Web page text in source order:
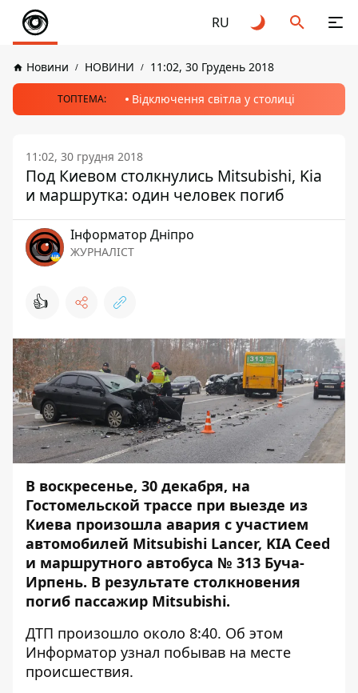
RU
Новини НОВИНИ 11:02, 30 Грудень 2018
ТОПТЕМА: Відключення світла у столиці
11:02, 30 грудня 2018
Под Киевом столкнулись Mitsubishi, Kia
и маршрутка: один человек погиб
Інформатор Дніпро
ЖУРНАЛІСТ
👍
В воскресенье, 30 декабря, на
Гостомельской трассе при выезде из
Киева произошла авария с участием
автомобилей Mitsubishi Lancer, KIA Ceed
и маршрутного автобуса № 313 Буча-
Ирпень. В результате столкновения
погиб пассажир Mitsubishi.
ДТП произошло около 8:40. Об этом
Информатор узнал побывав на месте
происшествия.